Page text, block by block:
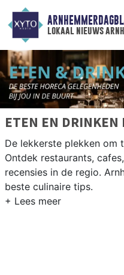
lokaal nieuws
ETEN EN DRINKEN
De lekkerste plekken om
Ontdek restaurants,
recensies in de regio.
beste culinaire tips.